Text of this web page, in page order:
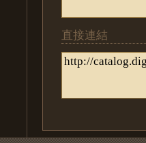
直接連結